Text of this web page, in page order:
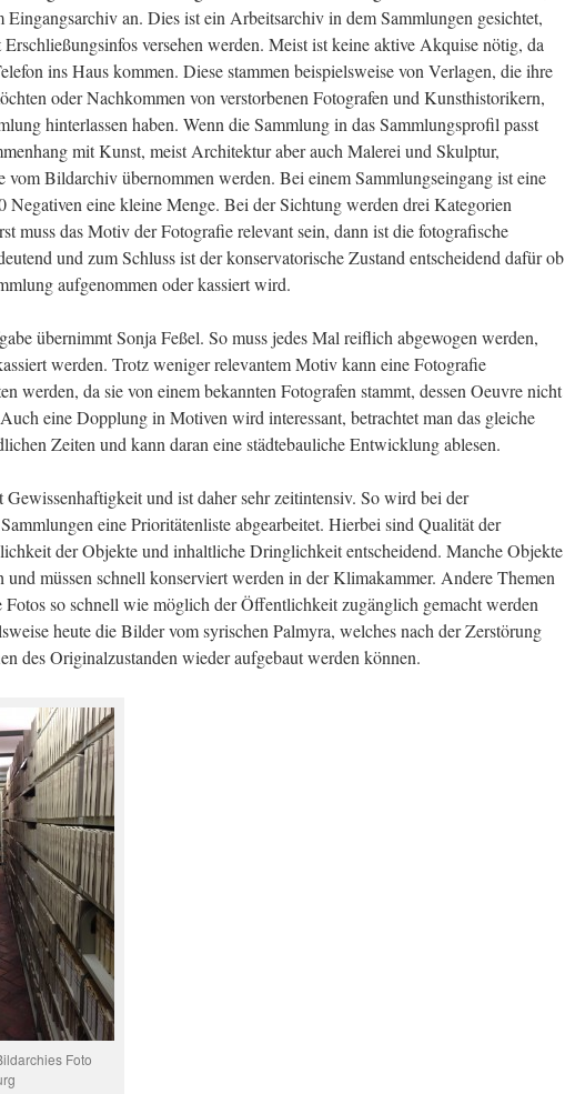
Eingangsarchiv an. Dies ist ein Arbeitsarchiv in dem Sammlungen gesichtet,
versehen werden. Meist ist keine aktive Akquise nötig, da
ins Haus kommen. Diese stammen beispielsweise von Verlagen, die ihre
oder Nachkommen von verstorbenen Fotografen und Kunsthistorikern,
hinterlassen haben. Wenn die Sammlung in das Sammlungsprofil passt
mit Kunst, meist Architektur aber auch Malerei und Skulptur,
vom Bildarchiv übernommen werden. Bei einem Sammlungseingang ist eine
Negativen eine kleine Menge. Bei der Sichtung werden drei Kategorien
muss das Motiv der Fotografie relevant sein, dann ist die fotografische
und zum Schluss ist der konservatorische Zustand entscheidend dafür ob
aufgenommen oder kassiert wird.
übernimmt Sonja Feßel. So muss jedes Mal reiflich abgewogen werden,
werden. Trotz weniger relevantem Motiv kann eine Fotografie
werden, da sie von einem bekannten Fotografen stammt, dessen Oeuvre nicht
eine Dopplung in Motiven wird interessant, betrachtet man das gleiche
Zeiten und kann daran eine städtebauliche Entwicklung ablesen.
und ist daher sehr zeitintensiv. So wird bei der
eine Prioritätenliste abgearbeitet. Hierbei sind Qualität der
der Objekte und inhaltliche Dringlichkeit entscheidend. Manche Objekte
und müssen schnell konserviert werden in der Klimakammer. Andere Themen
Fotos so schnell wie möglich der Öffentlichkeit zugänglich gemacht werden
heute die Bilder vom syrischen Palmyra, welches nach der Zerstörung
des Originalzustanden wieder aufgebaut werden können.
Foto